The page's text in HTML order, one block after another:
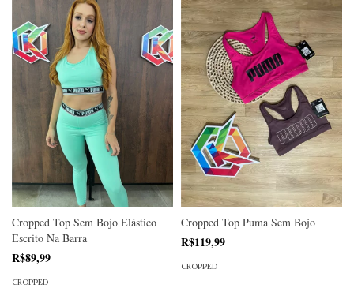
Cropped Top Sem Bojo Elástico
Escrito Na Barra
R$89,99
CROPPED
Cropped Top Puma Sem Bojo
R$119,99
CROPPED